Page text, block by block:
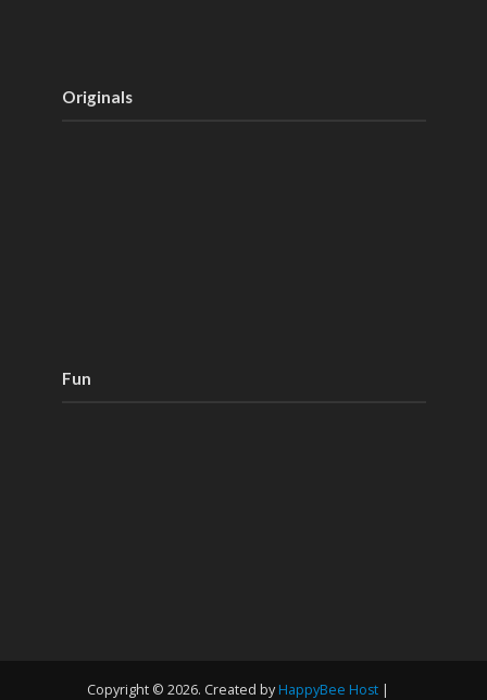
Originals
Fun
Copyright © 2026. Created by HappyBee Host |